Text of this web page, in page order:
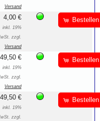
Versand
4,00 €
inkl. 19%
zzgl.
Versand
Bestellen
49,50 €
inkl. 19%
zzgl.
Versand
Bestellen
49,50 €
inkl. 19%
zzgl.
Bestellen